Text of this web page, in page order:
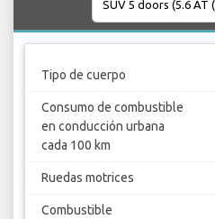
Tipo de cuerpo
Consumo de combustible
en conducción urbana
cada 100 km
Ruedas motrices
Combustible